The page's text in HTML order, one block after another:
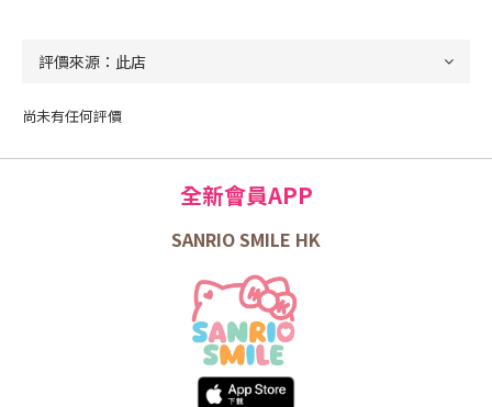
尚未有任何評價
全新會員APP
SANRIO SMILE HK